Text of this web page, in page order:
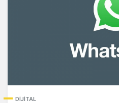
DIJITAL